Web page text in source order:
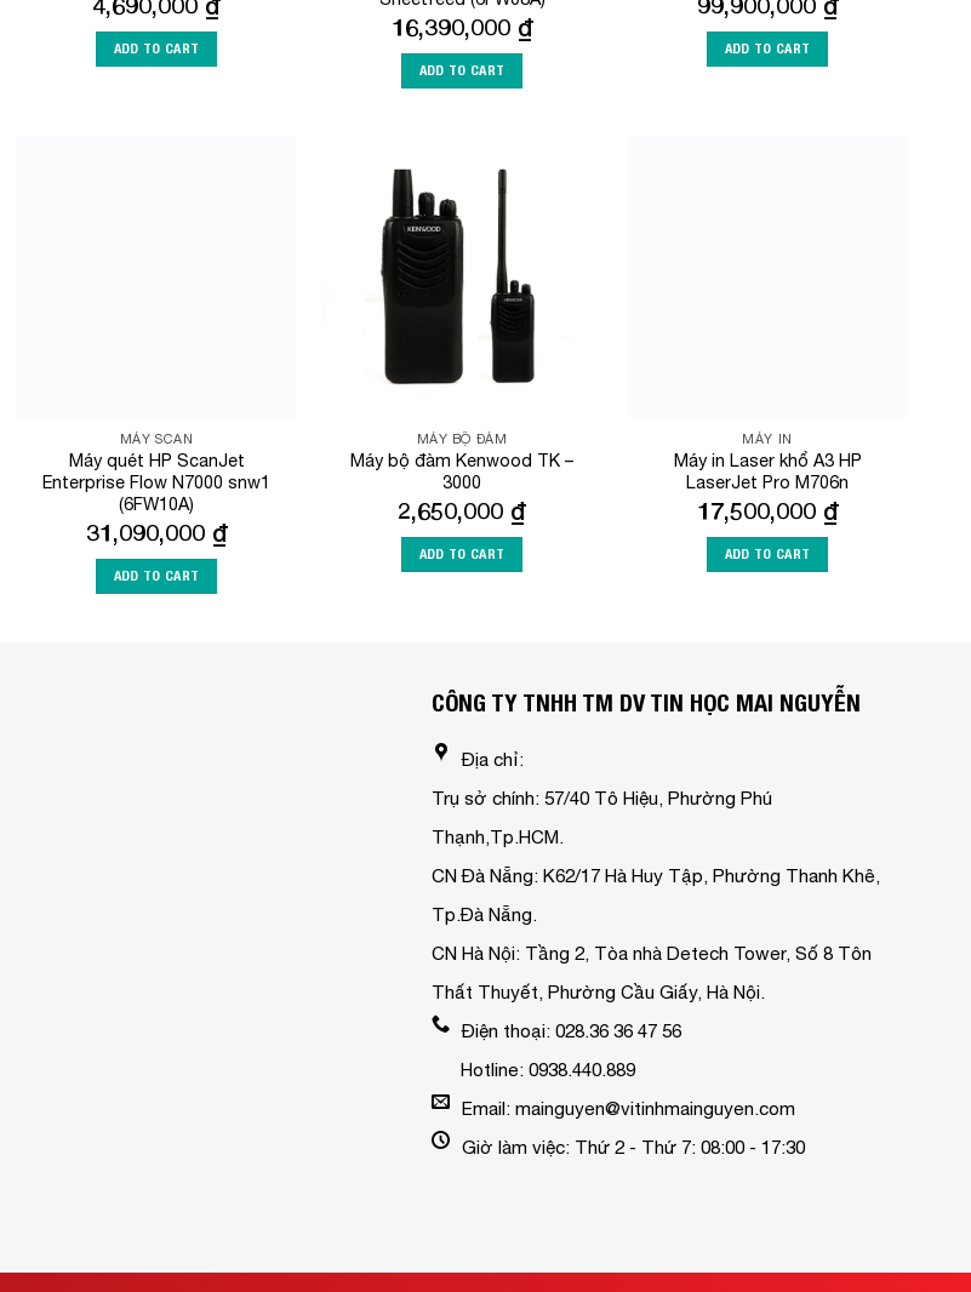
ADD TO CART
16,390,000 ₫
ADD TO CART
ADD TO CART
MÁY SCAN
Máy quét HP ScanJet
Enterprise Flow N7000 snw1
(6FW10A)
31,090,000 ₫
ADD TO CART
MÁY BỘ ĐÀM
Máy bộ đàm Kenwood TK –
3000
2,650,000 ₫
ADD TO CART
MÁY IN
Máy in Laser khổ A3 HP
LaserJet Pro M706n
17,500,000 ₫
ADD TO CART
CÔNG TY TNHH TM DV TIN HỌC MAI NGUYỄN
Địa chỉ:
Trụ sở chính: 57/40 Tô Hiệu, Phường Phú
Thạnh,Tp.HCM.
CN Đà Nẵng: K62/17 Hà Huy Tập, Phường Thanh Khê,
Tp.Đà Nẵng.
CN Hà Nội: Tầng 2, Tòa nhà Detech Tower, Số 8 Tôn
Thất Thuyết, Phường Cầu Giấy, Hà Nội.
Điện thoại: 028.36 36 47 56
Hotline: 0938.440.889
Email: mainguyen@vitinhmainguyen.com
Giờ làm việc: Thứ 2 - Thứ 7: 08:00 - 17:30